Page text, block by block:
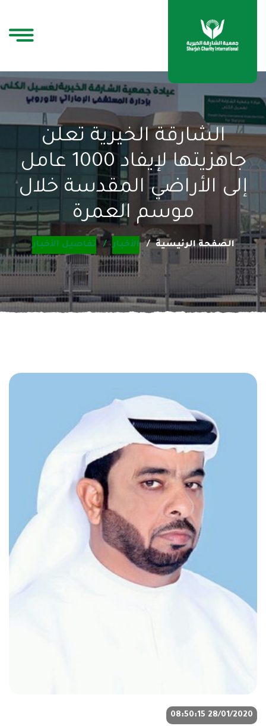
الشارقة الخيرية تعلن
جاهزيتها لإيفاد 1000 عامل
إلى الأراضي المقدسة خلال
موسم العمرة
الصفحة الرئيسية الأخبار تفاصيل الأخبار
28/01/2020 08:50:15